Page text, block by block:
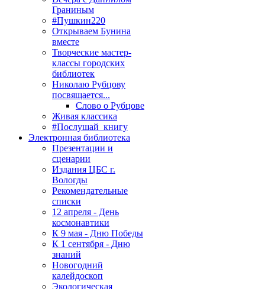
Граниным
#Пушкин220
Открываем Бунина
вместе
Творческие мастер-
классы городских
библиотек
Николаю Рубцову
посвящается...
Слово о Рубцове
Живая классика
#Послушай_книгу
Электронная библиотека
Презентации и
сценарии
Издания ЦБС г.
Вологды
Рекомендательные
списки
12 апреля - День
космонавтики
К 9 мая - Дню Победы
К 1 сентября - Дню
знаний
Новогодний
калейдоскоп
Экологическая